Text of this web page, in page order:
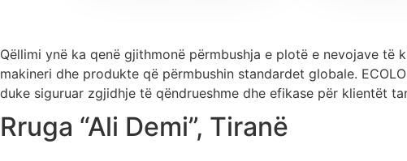
Qëllimi ynë ka qenë gjithmonë përmbushja e plotë e nevojave
makineri dhe produkte që përmbushin standardet globale.
duke siguruar zgjidhje të qëndrueshme dhe efikase për klientët
Rruga “Ali Demi”, Tiranë